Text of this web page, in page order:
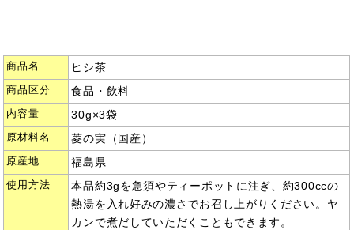
商品名 ヒシ茶
商品区分 食品・飲料
内容量 30g×3袋
原材料名 菱の実（国産）
原産地 福島県
使用方法
本品約3gを急須やティーポットに注ぎ、約300ccの
熱湯を入れ好みの濃さでお召し上がりください。ヤ
カンで煮だしていただくこともできます。